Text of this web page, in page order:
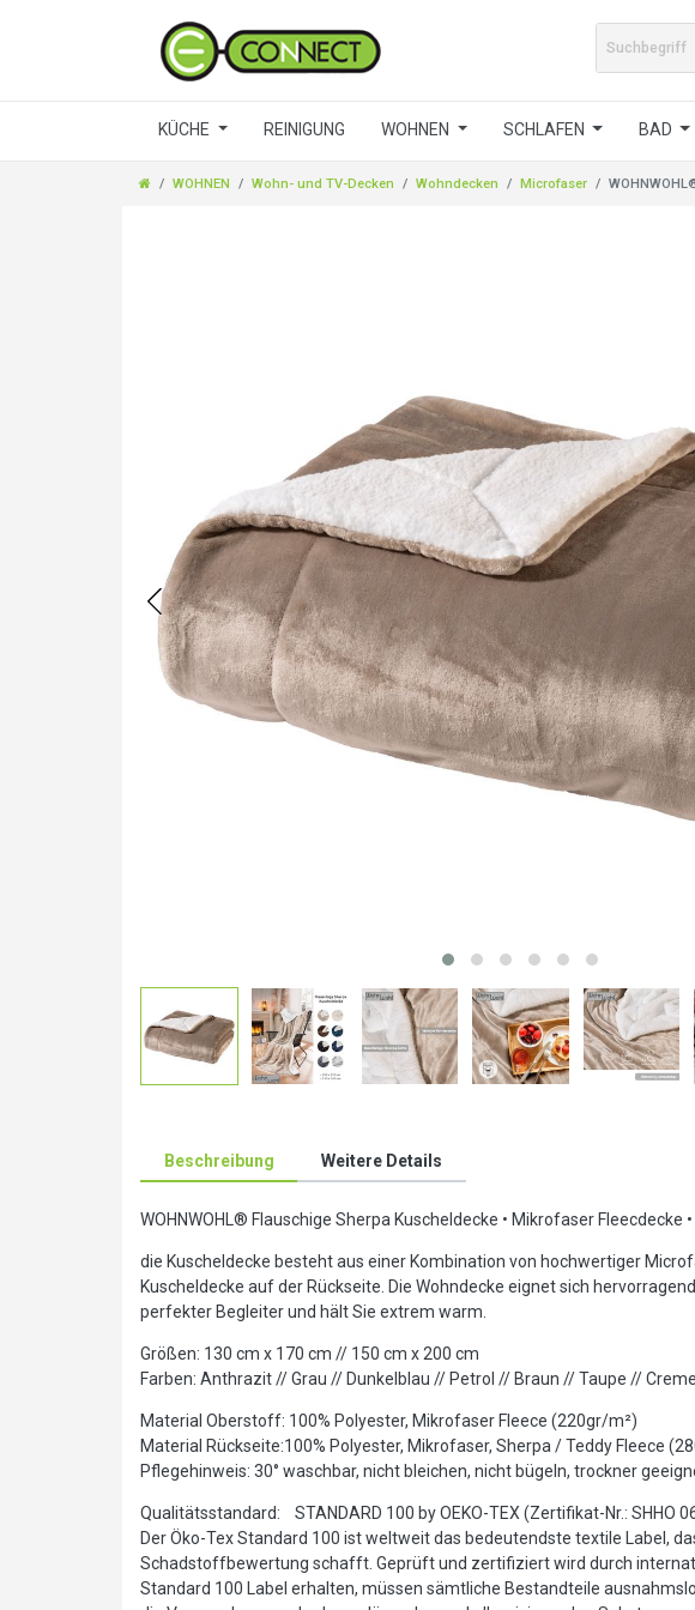
KÜCHE REINIGUNG WOHNEN SCHLAFEN BAD
WOHNEN Wohn- und TV-Decken Wohndecken Microfaser
Beschreibung Weitere Details
WOHNWOHL® Flauschige Sherpa Kuscheldecke • Mikrofaser Fleecdecke
die Kuscheldecke besteht aus einer Kombination von hochwertiger
Kuscheldecke auf der Rückseite. Die Wohndecke eignet sich
perfekter Begleiter und hält Sie extrem warm.
Größen: 130 cm x 170 cm // 150 cm x 200 cm
Farben: Anthrazit // Grau // Dunkelblau // Petrol // Braun // Taupe //
Material Oberstoff: 100% Polyester, Mikrofaser Fleece (220gr/m²)
Material Rückseite:100% Polyester, Mikrofaser, Sherpa / Teddy Fleece
Pflegehinweis: 30° waschbar, nicht bleichen, nicht bügeln, trockner
Qualitätsstandard: STANDARD 100 by OEKO-TEX (Zertifikat-Nr.: SHHO
Der Öko-Tex Standard 100 ist weltweit das bedeutendste textile Label,
Schadstoffbewertung schafft. Geprüft und zertifiziert wird durch
Standard 100 Label erhalten, müssen sämtliche Bestandteile